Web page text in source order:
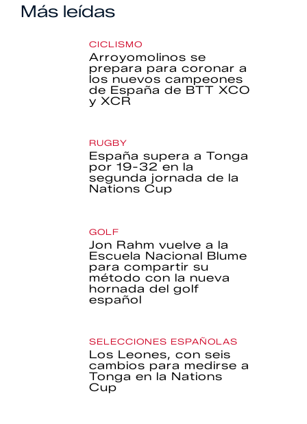
Más leídas
CICLISMO
Arroyomolinos se
prepara para coronar a
los nuevos campeones
de España de BTT XCO
y XCR
RUGBY
España supera a Tonga
por 19-32 en la
segunda jornada de la
Nations Cup
GOLF
Jon Rahm vuelve a la
Escuela Nacional Blume
para compartir su
método con la nueva
hornada del golf
español
SELECCIONES ESPAÑOLAS
Los Leones, con seis
cambios para medirse a
Tonga en la Nations
Cup